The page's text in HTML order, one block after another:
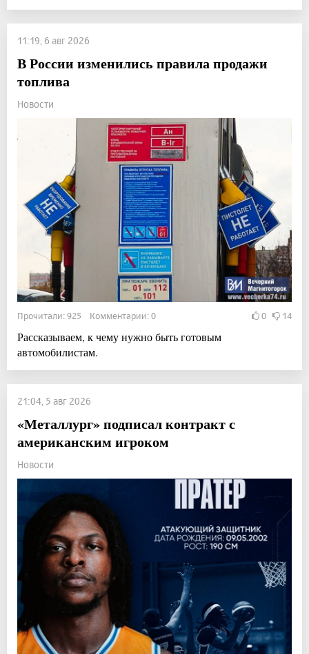
11:19, 6 авг 2026
В России изменились правила продажи
топлива
Новости
Прочитали: 925 Комментарии: 0 0 14
Рассказываем, к чему нужно быть готовым
автомобилистам.
21:04, 5 авг 2026
«Металлург» подписал контракт с
американским игроком
Новости